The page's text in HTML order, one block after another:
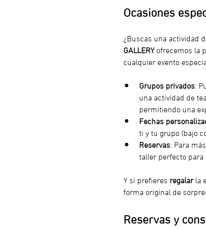
Ocasiones
¿Buscas una actividad
GALLERY ofrecemos la
cualquier evento
Grupos privados:
una actividad de
permitiendo una
Fechas
ti y tu grupo (bajo
Reservas: Para
taller perfecto
Y si prefieres regalar la
forma original de
Reservas y